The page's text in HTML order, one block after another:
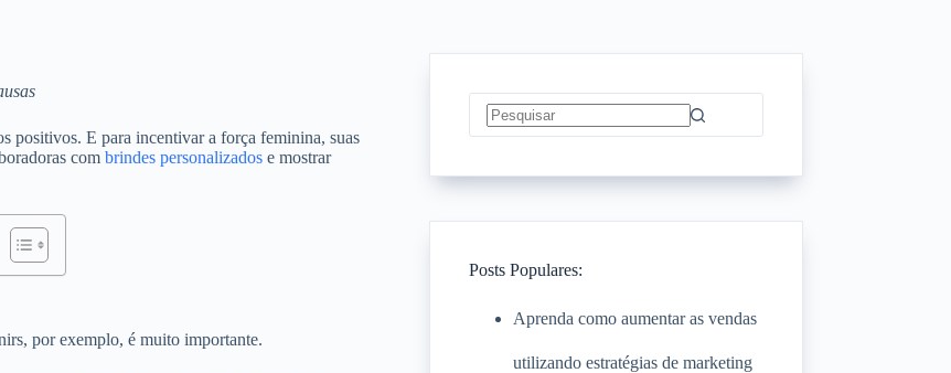
positivos. E para incentivar a força feminina, suas
com brindes personalizados e mostrar
por exemplo, é muito importante.
Posts Populares:
Aprenda como aumentar as vendas
utilizando estratégias de marketing